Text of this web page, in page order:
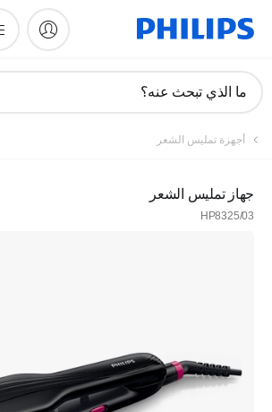
دعم
ما الذي تبحث عنه؟
أجهزة تمليس الشعر
جهاز تمليس الشعر
HP8325/03